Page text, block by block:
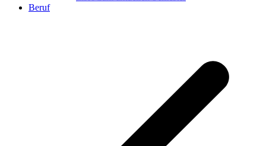
Beruf